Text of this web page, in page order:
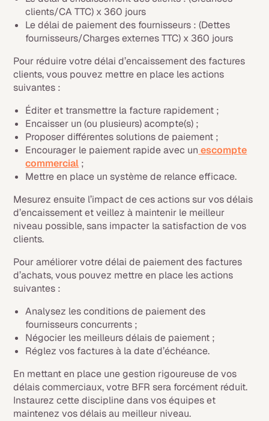
clients/CA TTC) x 360 jours
Le délai de paiement des fournisseurs : (Dettes
fournisseurs/Charges externes TTC) x 360 jours
Pour réduire votre délai d’encaissement des factures
clients, vous pouvez mettre en place les actions
suivantes :
Éditer et transmettre la facture rapidement ;
Encaisser un (ou plusieurs) acompte(s) ;
Proposer différentes solutions de paiement ;
Encourager le paiement rapide avec un escompte
commercial ;
Mettre en place un système de relance efficace.
Mesurez ensuite l’impact de ces actions sur vos délais
d’encaissement et veillez à maintenir le meilleur
niveau possible, sans impacter la satisfaction de vos
clients.
Pour améliorer votre délai de paiement des factures
d’achats, vous pouvez mettre en place les actions
suivantes :
Analysez les conditions de paiement des
fournisseurs concurrents ;
Négocier les meilleurs délais de paiement ;
Réglez vos factures à la date d’échéance.
En mettant en place une gestion rigoureuse de vos
délais commerciaux, votre BFR sera forcément réduit.
Instaurez cette discipline dans vos équipes et
maintenez vos délais au meilleur niveau.